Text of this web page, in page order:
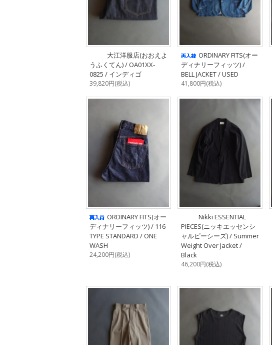
大江洋服店(おおえよ
うふくてん) / OA01XX-
0825 / インディゴ
39,820円(税込)
ORDINARY FITS(オー
ディナリーフィッツ) /
BELL JACKET / USED
41,800円(税込)
ORDINARY FITS(オー
ディナリーフィッツ) / 116
TYPE STANDARD / ONE
WASH
24,200円(税込)
Nikki ESSENTIAL
PIECES(ニッキエッセンシ
ャルピーシーズ) / Summer
Weight Over Jacket /
Black
46,200円(税込)